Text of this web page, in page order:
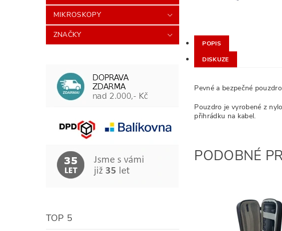
MIKROSKOPY
ZNAČKY
TOP 5
POPIS
DISKUZE
Pevné a bezpečné
Pouzdro je vyrobené z
přihrádku na kabel.
PODOBNÉ